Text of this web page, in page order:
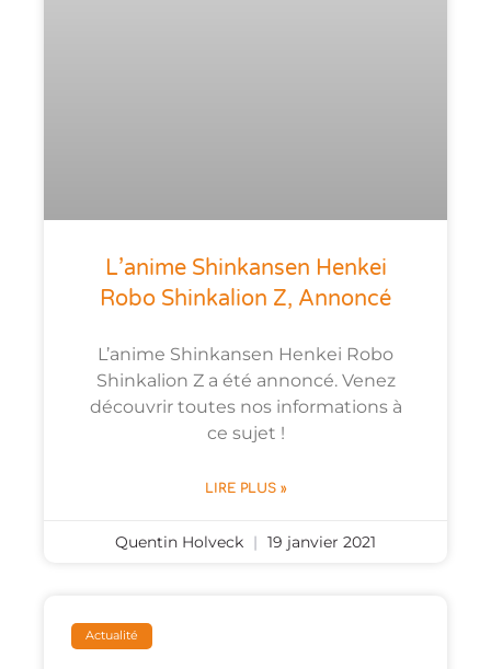
L’anime Shinkansen Henkei
Robo Shinkalion Z, Annoncé
L’anime Shinkansen Henkei Robo
Shinkalion Z a été annoncé. Venez
découvrir toutes nos informations à
ce sujet !
LIRE PLUS »
Quentin Holveck 19 janvier 2021
Actualité